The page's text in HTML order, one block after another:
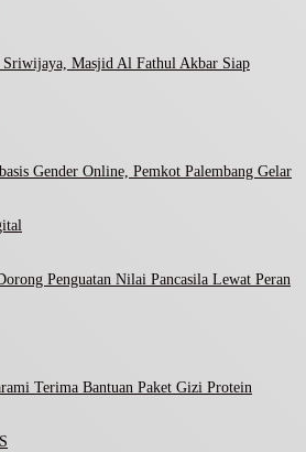
Masjid Al Fathul Akbar Siap
Gender Online, Pemkot Palembang Gelar
Penguatan Nilai Pancasila Lewat Peran
Terima Bantuan Paket Gizi Protein